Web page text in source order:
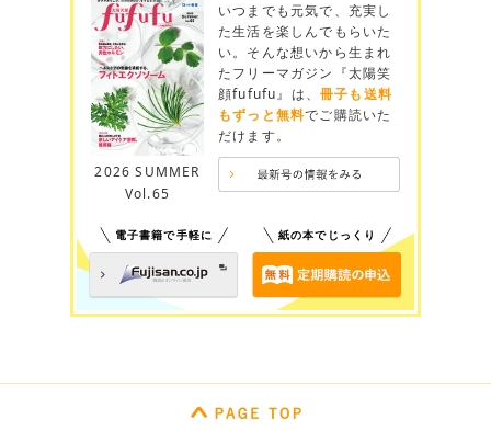
2026 SUMMER
Vol.65
いつまでも元気で、充実し
た生活を楽しんでもらいた
い。そんな想いから生まれ
たフリーマガジン『太陽笑
顔fufufu』は、 冊子も送料
もずっと無料でご購読いた
だけます。
電子書籍で手軽に 紙の本でじっくり